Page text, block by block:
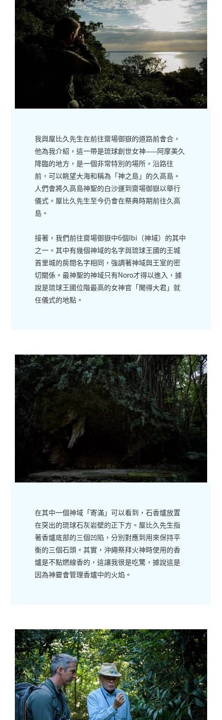
我與屋比久先生在前往齋場御嶽的道路前會合，
他為我介紹，這一帶是琉球創世女神——阿摩美久
降臨的地方，是一個非常特別的場所。沿路往
前，可以眺望大海和稱為「神之島」的久高島。
人們會將久高島神聖的白沙運到齋場御嶽以舉行
儀式。屋比久先生至今仍會在祭典時期前往久高
島。
接著，我們前往齋場御嶽中6個Ibi（神域）的其中
之一。其中有幾個神域的名字與琉球王國的王城
首里城的房間名字相同，強調著神域與王室的密
切關係。最神聖的神域只有Noro才得以進入，據
說是琉球王國位階最高的女神官「聞得大君」就
任儀式的地點。
在其中一個神域「寄滿」可以看到，石香爐放置
在突出的琉球石灰岩壁的正下方。屋比久先生指
著香爐底部的三個凹陷，分別對應到用來保持平
衡的三個石頭。其實，沖繩祭拜火神時使用的香
爐是不點燃線香的，這讓我很是吃驚，據說這是
因為神靈會管理香爐中的火焰。